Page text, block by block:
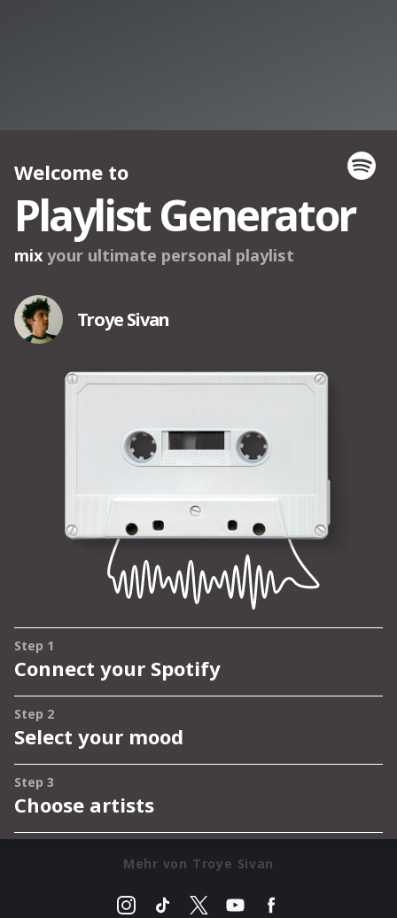
Mehr von Troye Sivan